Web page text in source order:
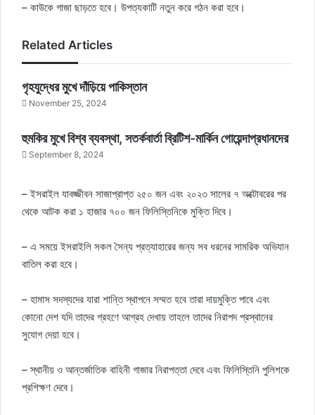
– কাউকে গাজা ছাড়তে হবে। উপত্যকাটি নতুন করে গঠন করা হবে।
Related Articles
গৃহযুদ্ধের মুখে দাঁড়িয়ে পাকিস্তান
November 25, 2024
হুমকির মুখে বিশ্ব ব্যবস্থা, সতর্কবার্তা ব্রিটিশ-মার্কিন গোয়েন্দাপ্রধানদের
September 8, 2024
– ইসরাইল যাবজ্জীবন সাজাপ্রাপ্ত ২৫০ জন এবং ২০২৩ সালের ৭ অক্টোবরের পর
থেকে আটক করা ১ হাজার ৭০০ জন ফিলিস্তিনিকে মুক্তি দিবে।
– এ সময়ে ইসরাইলি সকল সৈন্য প্রত্যাহারের জন্য সব ধরনের সামরিক অভিযান
বাতিল করা হবে।
– হামাস সদস্যদের যারা শান্তি স্থাপনে সম্মত হবে তারা দায়মুক্তি পাবে এবং
কোনো দেশ যদি তাদের গ্রহণে আগ্রহ দেখায় তাহলে তাদের নিরাপদ প্রস্থানের
সুযোগ দেয়া হবে।
– স্থানীয় ও আন্তর্জাতিক বাহিনী গাজার নিরাপত্তা দেবে এবং ফিলিস্তিনি পুলিশকে
প্রশিক্ষণ দেবে।